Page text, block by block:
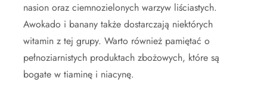
nasion oraz ciemnozielonych warzyw liściastych.
Awokado i banany także dostarczają niektórych
witamin z tej grupy. Warto również pamiętać o
pełnoziarnistych produktach zbożowych, które są
bogate w tiaminę i niacynę.